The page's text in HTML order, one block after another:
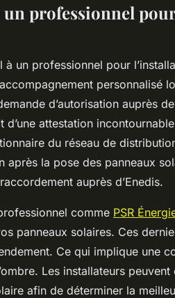
professionnel
à un professionnel pour
personnalisé
d’autorisation auprès
d’une attestation
du réseau de
après la pose des panneaux
auprès d’Enedis.
comme PSR
panneaux solaires. Ces
Ce qui implique une
Les installateurs
afin de déterminer la